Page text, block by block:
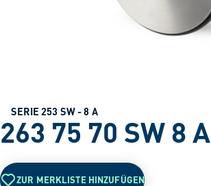
SERIE 253 SW - 8 A
263 75 70 SW 8 A
ZUR MERKLISTE HINZUFÜGEN